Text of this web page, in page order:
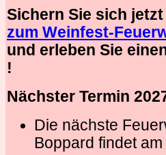
Sichern Sie sich
zum Weinfest-
und erleben Sie
!
Nächster Termin
Die nächste
Boppard findet